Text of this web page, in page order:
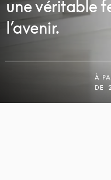
une véritable
l’avenir.
À
DE